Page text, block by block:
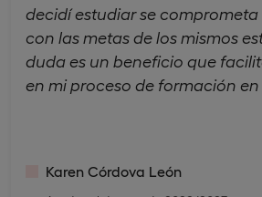
decidí estudiar se
con las metas de los mismos
duda es un beneficio que
en mi proceso de formación en
Karen Córdova León